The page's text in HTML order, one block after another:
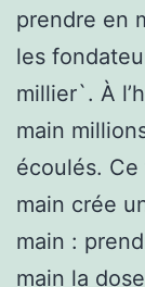
prendre en
les
millier`. À
main
écoulés.
main crée
main :
main la